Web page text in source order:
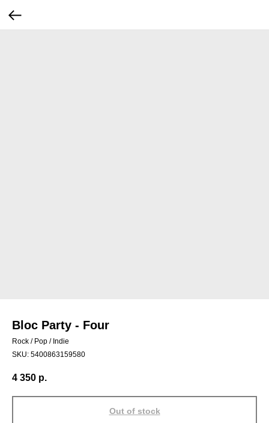
Bloc Party - Four
Rock / Pop / Indie
SKU: 5400863159580
4 350 р.
Out of stock